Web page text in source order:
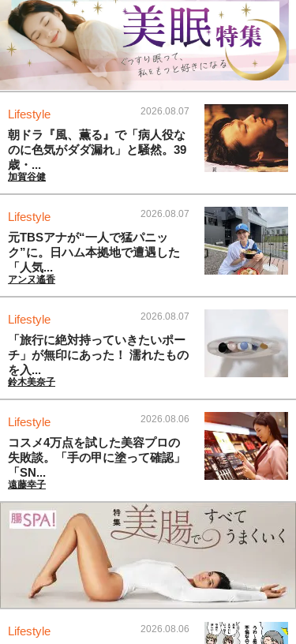
Lifestyle 2026.08.07
朝ドラ『風、薫る』で「病人役な
のに色気がダダ漏れ」と騒然。39
歳・...
加賀谷健
Lifestyle 2026.08.07
元TBSアナが“一人で猛パニッ
ク”に。日ハム本拠地で遭遇した
「人気...
アンヌ遙香
Lifestyle 2026.08.07
「旅行に絶対持っていきたいポー
チ」が無印にあった！ 濡れたもの
を入...
鈴木美奈子
Lifestyle 2026.08.06
コスメ4万点を試した美容プロの
失敗談。「手の甲に塗って確認」
「SN...
遠藤幸子
Lifestyle 2026.08.06